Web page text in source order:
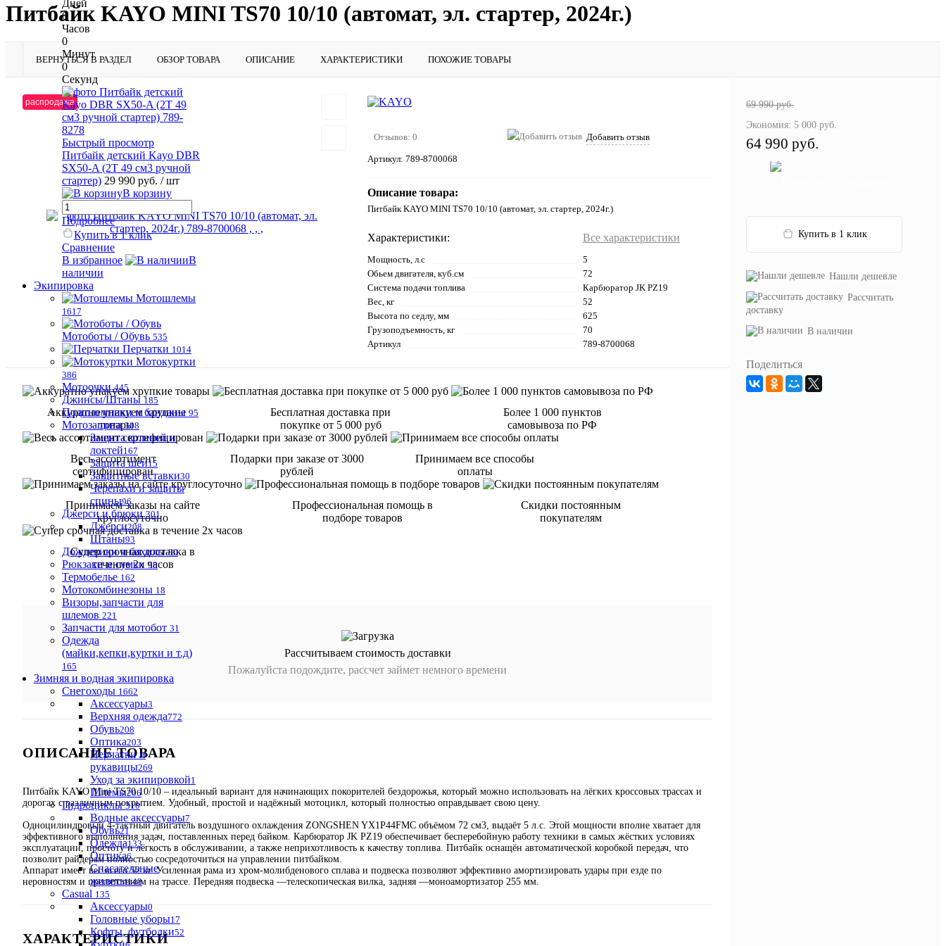
Дней
0
Часов
0
Минут
0
Секунд
Быстрый просмотр
Питбайк детский Kayo DBR
SX50-A (2T 49 см3 ручной
стартер) 29 990 руб. / шт
В корзину
Подробнее
Купить в 1 клик
Сравнение
В избранное
В
наличии
Экипировка
Мотошлемы
1617
Мотоботы / Обувь 535
Перчатки 1014
Мотокуртки
386
Мотоочки 445
Джинсы/Штаны 185
Подшлемники и банданы 95
Мотозащита 308
Защита коленей и
локтей167
Защита шеи15
Защитные вставки30
Черепахи и защиты
спины96
Джерси и брюки 301
Джерси208
Штаны93
Дождевики и бахилы 80
Рюкзаки и сумки 58
Термобелье 162
Мотокомбинезоны 18
Визоры,запчасти для
шлемов 221
Запчасти для мотобот 31
Одежда
(майки,кепки,куртки и т.д)
165
Зимняя и водная экипировка
Снегоходы 1662
Аксессуары3
Верхняя одежда772
Обувь208
Оптика203
Перчатки и
рукавицы269
Уход за экипировкой1
Шлемы206
Гидроциклы 310
Водные аксессуары7
Обувь21
Одежда133
Оптика6
Спасательные
жилеты143
Casual 135
Аксессуары0
Головные уборы17
Кофты, футболки52
Питбайк KAYO MINI TS70 10/10 (автомат, эл. стартер, 2024г.)
ВЕРНУТЬСЯ В РАЗДЕЛ ОБЗОР ТОВАРА ОПИСАНИЕ ХАРАКТЕРИСТИКИ ПОХОЖИЕ ТОВАРЫ
распродажа
Отзывов: 0 Добавить отзыв
Артикул: 789-8700068
Описание товара:
Питбайк KAYO MINI TS70 10/10 (автомат, эл. стартер, 2024г.)
Характеристики: Все характеристики
Мощность, л.с
5
Обьем двигателя, куб.см
72
Система подачи топлива
Карбюратор JK PZ19
Вес, кг
52
Высота по седлу, мм
625
Грузоподъемность, кг
70
Артикул
789-8700068
Аккуратно упакуем хрупкие
товары
Бесплатная доставка при
покупке от 5 000 руб
Более 1 000 пунктов
самовывоза по РФ
Весь ассортимент
сертифицирован
Подарки при заказе от 3000
рублей
Принимаем все способы
оплаты
Принимаем заказы на сайте
круглосуточно
Профессиональная помощь в
подборе товаров
Скидки постоянным
покупателям
Супер срочная доставка в
течение 2х часов
Рассчитываем стоимость доставки
Пожалуйста подождите, рассчет займет немного времени
ОПИСАНИЕ ТОВАРА
Питбайк KAYO Mini TS70 10/10 – идеальный вариант для начинающих покорителей бездорожья, который можно использовать на лёгких кроссовых трассах и
дорогах с различным покрытием. Удобный, простой и надёжный мотоцикл, который полностью оправдывает свою цену.
Одноцилиндровый 4-тактный двигатель воздушного охлаждения ZONGSHEN YX1P44FMC объёмом 72 см3, выдаёт 5 л.с. Этой мощности вполне хватает для
эффективного выполнения задач, поставленных перед байком. Карбюратор JK PZ19 обеспечивает бесперебойную работу техники в самых жёстких условиях
эксплуатации, простоту и лёгкость в обслуживании, а также неприхотливость к качеству топлива. Питбайк оснащён автоматической коробкой передач, что
позволит райдерам полностью сосредоточиться на управлении питбайком.
Аппарат имеет вес всего 52 кг. Усиленная рама из хром-молибденового сплава и подвеска позволяют эффективно амортизировать удары при езде по
неровностям и препятствиям на трассе. Передняя подвеска —телескопическая вилка, задняя —моноамортизатор 255 мм.
ХАРАКТЕРИСТИКИ
69 990 руб.
Экономия: 5 000 руб.
64 990 руб.
Купить в 1 клик
Нашли дешевле
Рассчитать
доставку
В наличии
Поделиться